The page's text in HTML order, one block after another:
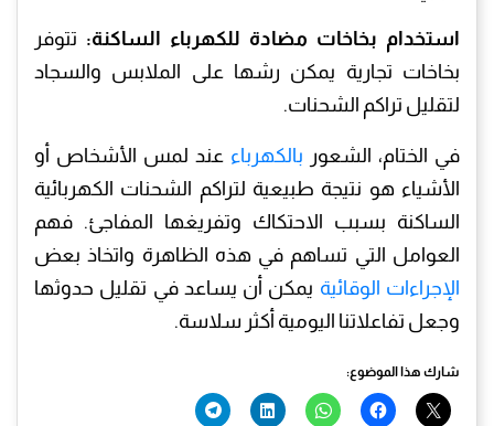
استخدام بخاخات مضادة للكهرباء الساكنة: تتوفر
بخاخات تجارية يمكن رشها على الملابس والسجاد
لتقليل تراكم الشحنات.
في الختام، الشعور بالكهرباء عند لمس الأشخاص أو
الأشياء هو نتيجة طبيعية لتراكم الشحنات الكهربائية
الساكنة بسبب الاحتكاك وتفريغها المفاجئ. فهم
العوامل التي تساهم في هذه الظاهرة واتخاذ بعض
الإجراءات الوقائية يمكن أن يساعد في تقليل حدوثها
وجعل تفاعلاتنا اليومية أكثر سلاسة.
شارك هذا الموضوع: